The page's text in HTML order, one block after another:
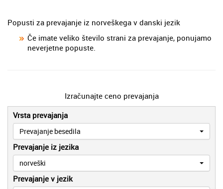
Popusti za prevajanje iz norveškega v danski jezik
Če imate veliko število strani za prevajanje, ponujamo
neverjetne popuste.
Izračunajte ceno prevajanja
Vrsta prevajanja
Prevajanje besedila
Prevajanje iz jezika
norveški
Prevajanje v jezik